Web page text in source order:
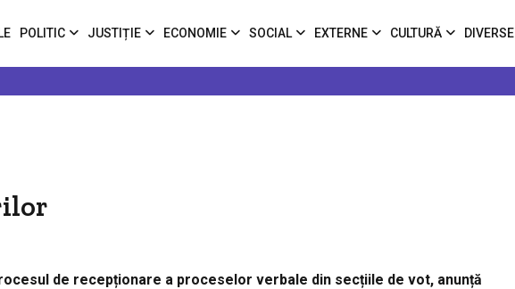
POLITIC JUSTIȚIE ECONOMIE SOCIAL EXTERNE CULTURĂ DIVERSE
de recepționare a proceselor verbale din secțiile de vot, anunță